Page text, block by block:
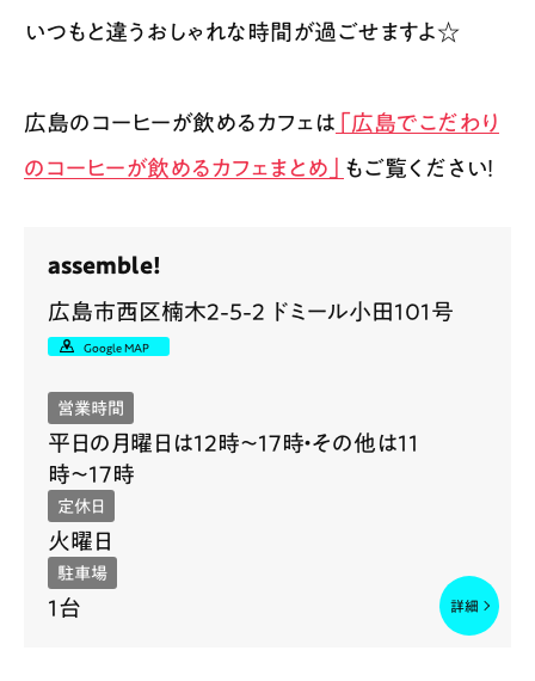
いつもと違うおしゃれな時間が過ごせますよ☆
広島のコーヒーが飲めるカフェは 「広島でこだわり
のコーヒーが飲めるカフェまとめ」
もご覧ください！
assemble!
広島市西区楠木2-5-2 ドミール小田101号
Google MAP
営業時間
平日の月曜日は12時〜17時・その他は11
時〜17時
定休日
火曜日
駐車場
1台